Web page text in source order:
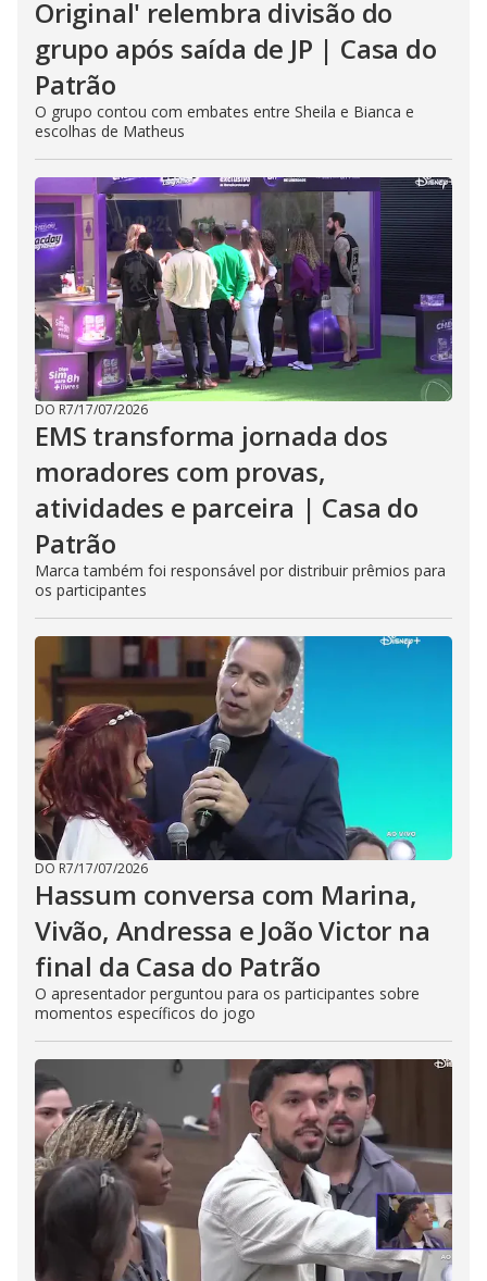
Original' relembra divisão do
grupo após saída de JP | Casa do
Patrão
O grupo contou com embates entre Sheila e Bianca e
escolhas de Matheus
DO R7/17/07/2026
EMS transforma jornada dos
moradores com provas,
atividades e parceira | Casa do
Patrão
Marca também foi responsável por distribuir prêmios para
os participantes
DO R7/17/07/2026
Hassum conversa com Marina,
Vivão, Andressa e João Victor na
final da Casa do Patrão
O apresentador perguntou para os participantes sobre
momentos específicos do jogo